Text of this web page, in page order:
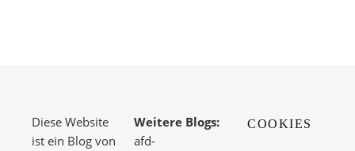
Diese Website
ist ein Blog von
Weitere Blogs:
afd-
COOKIES